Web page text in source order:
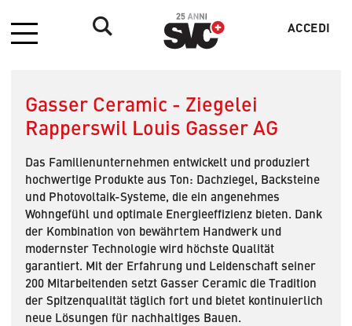
Menu ACCEDI
Gasser Ceramic - Ziegelei
Rapperswil Louis Gasser AG
Das Familienunternehmen entwickelt und produziert
hochwertige Produkte aus Ton: Dachziegel, Backsteine
und Photovoltaik-Systeme, die ein angenehmes
Wohngefühl und optimale Energieeffizienz bieten. Dank
der Kombination von bewährtem Handwerk und
modernster Technologie wird höchste Qualität
garantiert. Mit der Erfahrung und Leidenschaft seiner
200 Mitarbeitenden setzt Gasser Ceramic die Tradition
der Spitzenqualität täglich fort und bietet kontinuierlich
neue Lösungen für nachhaltiges Bauen.